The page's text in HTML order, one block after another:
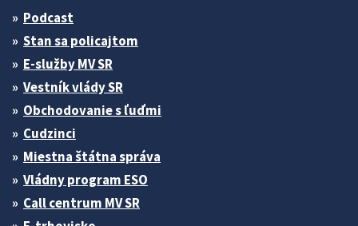
Podcast
Stan sa policajtom
E-služby MV SR
Vestník vlády SR
Obchodovanie s ľuďmi
Cudzinci
Miestna štátna správa
Vládny program ESO
Call centrum MV SR